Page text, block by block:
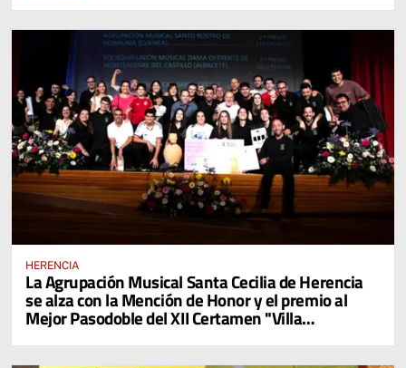
HERENCIA
La Agrupación Musical Santa Cecilia de Herencia
se alza con la Mención de Honor y el premio al
Mejor Pasodoble del XII Certamen "Villa
Cervantina de Mota del Cuervo"